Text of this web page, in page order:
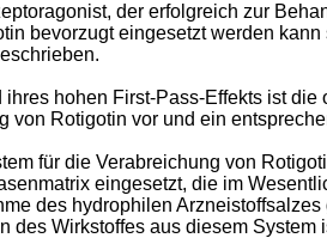
der erfolgreich zur
bevorzugt eingesetzt werden
hohen First-Pass-Effekts ist
von Rotigotin vor und ein
für die Verabreichung von
eingesetzt, die im
des hydrophilen
des Wirkstoffes aus diesem System